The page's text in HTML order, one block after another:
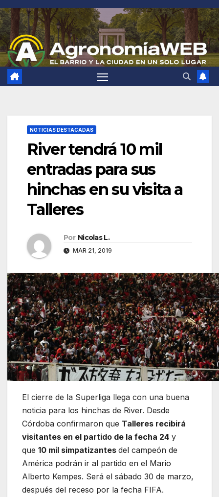
Saltar
al
contenido
NOTICIAS DESTACADAS
River tendrá 10 mil
entradas para sus
hinchas en su visita a
Talleres
Por Nicolas L.
MAR 21, 2019
El cierre de la Superliga llega con una buena
noticia para los hinchas de River. Desde
Córdoba confirmaron que Talleres recibirá
visitantes en el partido de la fecha 24 y
que 10 mil simpatizantes del campeón de
América podrán ir al partido en el Mario
Alberto Kempes. Será el sábado 30 de marzo,
después del receso por la fecha FIFA.